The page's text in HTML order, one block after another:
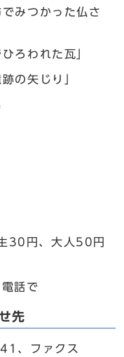
みつかった仏さ
ろわれた瓦」
の矢じり」
30円、大人50円
話で
先
、ファクス